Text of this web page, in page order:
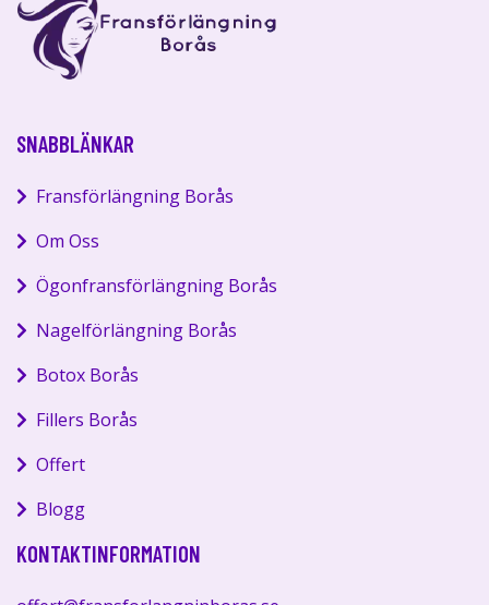
SNABBLÄNKAR
Fransförlängning Borås
Om Oss
Ögonfransförlängning Borås
Nagelförlängning Borås
Botox Borås
Fillers Borås
Offert
Blogg
KONTAKTINFORMATION